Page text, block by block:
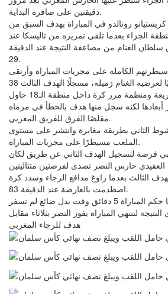
دقيقتين على صافرة البداية.
رونالدو في المباراة بهدف السبق من
الجزاء بعدما تلقى تمريره من تاليسكا عند
يتمكن سلطان الغنام من مضاعفة النتيجة عند الدقيقة
29.
الكاملة على مجريات المباراة وأرتقى
ومن هجمة مرتدة سريعة ومنظمة مرر كرة داخل منطقة الـ18 حاول
أبعادها لكنه سجل منها هدف بالخطأ في مرماه
مقلصًا الفرق للفريق المغربي.
الثاني بطريقة مغايرة وانتشر على مستوى
الملعب مسيطرًا على مجريات المباراة.
فرصة لتسجيل الهدف الثاني عن طريق لكان
الثالث بعدما راوغ مدافع الرجاء وسدد كرة
اصطدمت بالعارضة عند الدقيقة 83.
واحتسب المصري عمر البنا حكم المباراة 5 دقائق وقت بدل ضائع لم تسفر
لتنتهي المباراة بفوز النصر بثلاثاء مقابل
هدف للرجاء المغربي